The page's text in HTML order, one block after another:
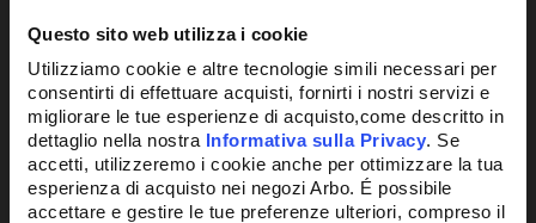
Questo sito web utilizza i cookie
Utilizziamo cookie e altre tecnologie simili necessari per
consentirti di effettuare acquisti, fornirti i nostri servizi e
migliorare le tue esperienze di acquisto,come descritto in
dettaglio nella nostra Informativa sulla Privacy. Se
accetti, utilizzeremo i cookie anche per ottimizzare la tua
esperienza di acquisto nei negozi Arbo. É possibile
accettare e gestire le tue preferenze ulteriori, compreso il
Potrebbe anche interessarti